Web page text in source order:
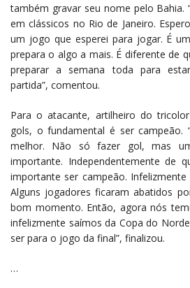
também gravar seu nome pelo Bahia.
em clássicos no Rio de Janeiro.
um jogo que esperei para jogar. É
prepara o algo a mais. É diferente de
preparar a semana toda para
partida”, comentou.
Para o atacante, artilheiro do
gols, o fundamental é ser campeão.
melhor. Não só fazer gol, mas
importante. Independentemente de
importante ser campeão.
Alguns jogadores ficaram abatidos
bom momento. Então, agora nós
infelizmente saímos da Copa do
ser para o jogo da final”, finalizou.
…